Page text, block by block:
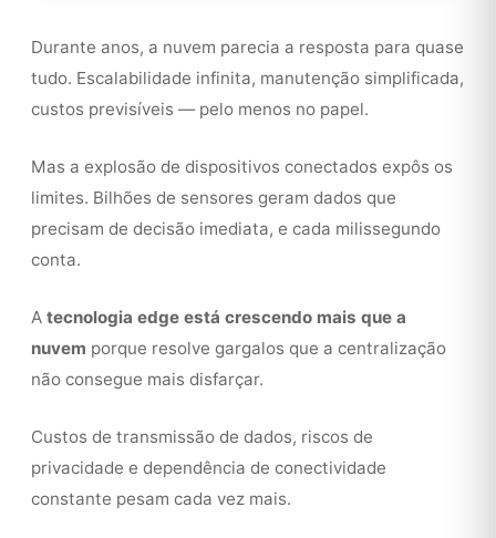
Durante anos, a nuvem parecia a resposta para quase
tudo. Escalabilidade infinita, manutenção simplificada,
custos previsíveis — pelo menos no papel.
Mas a explosão de dispositivos conectados expôs os
limites. Bilhões de sensores geram dados que
precisam de decisão imediata, e cada milissegundo
conta.
A tecnologia edge está crescendo mais que a
nuvem porque resolve gargalos que a centralização
não consegue mais disfarçar.
Custos de transmissão de dados, riscos de
privacidade e dependência de conectividade
constante pesam cada vez mais.